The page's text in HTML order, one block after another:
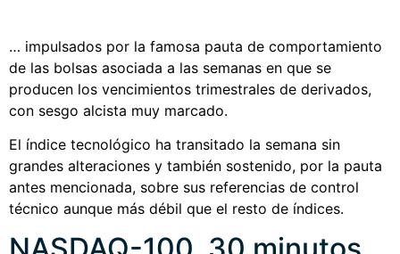
… impulsados por la famosa pauta de comportamiento
de las bolsas asociada a las semanas en que se
producen los vencimientos trimestrales de derivados,
con sesgo alcista muy marcado.
El índice tecnológico ha transitado la semana sin
grandes alteraciones y también sostenido, por la pauta
antes mencionada, sobre sus referencias de control
técnico aunque más débil que el resto de índices.